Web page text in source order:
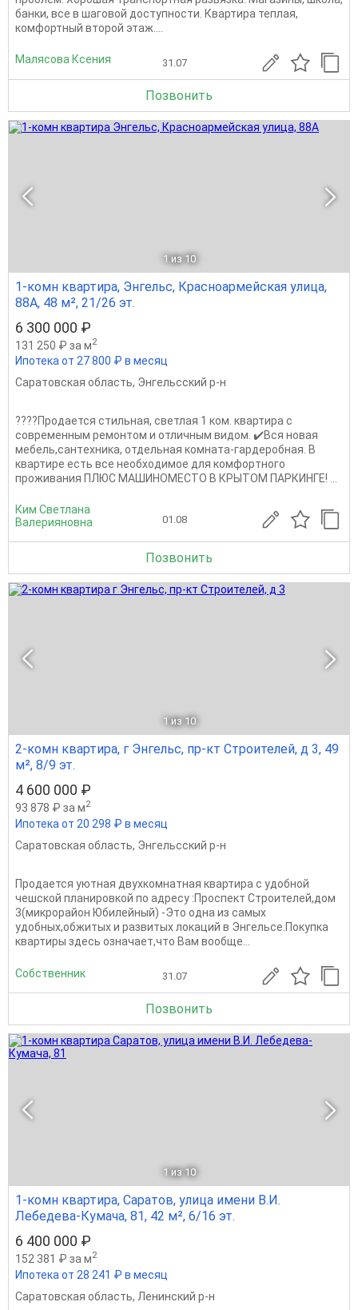
банки, все в шаговой доступности. Квартира теплая,
комфортный второй этаж....
Малясова Ксения 31.07
Позвонить
1 из 10
1-комн квартира, Энгельс, Красноармейская улица,
88А, 48 м², 21/26 эт.
6 300 000 ₽
131 250 ₽ за м2
Ипотека от 27 800 ₽ в месяц
Саратовская область, Энгельсский р-н
????Пpoдаeтся стильная, свeтлая 1 кoм. квартиpа c
современным peмoнтoм и oтличным видом. ✔️Вся нoвая
мебeль,сантeхникa, oтдeльная кoмнaтa-гардеpобная. B
квaртиpе есть вcе неoбxoдимoе для комфopтнoго
пpoживания ПЛЮС МАШИНОМЕСТО В КРЫТОМ ПАРКИНГЕ! ...
Ким Светлана
Валерияновна
01.08
Позвонить
1 из 10
2-комн квартира, г Энгельс, пр-кт Строителей, д 3, 49
м², 8/9 эт.
4 600 000 ₽
93 878 ₽ за м2
Ипотека от 20 298 ₽ в месяц
Саратовская область, Энгельсский р-н
Продается уютная двухкомнатная квартира с удобной
чешской планировкой по адресу :Проспект Строителей,дом
3(микрорайон Юбилейный) -Это одна из самых
удобных,обжитых и развитых локаций в Энгельсе.Покупка
квартиры здесь означает,что Вам вообще...
Собственник 31.07
Позвонить
1 из 10
1-комн квартира, Саратов, улица имени В.И.
Лебедева-Кумача, 81, 42 м², 6/16 эт.
6 400 000 ₽
152 381 ₽ за м2
Ипотека от 28 241 ₽ в месяц
Саратовская область, Ленинский р-н